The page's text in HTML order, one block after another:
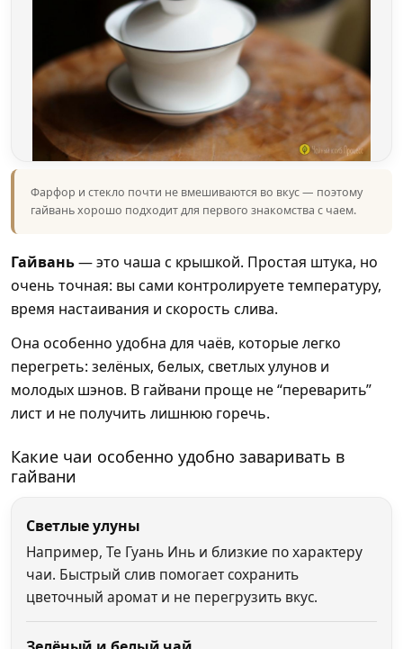
Фарфор и стекло почти не вмешиваются во вкус — поэтому
гайвань хорошо подходит для первого знакомства с чаем.
Гайвань— это чаша с крышкой. Простая штука, но
очень точная: вы сами контролируете температуру,
время настаивания и скорость слива.
Она особенно удобна для чаёв, которые легко
перегреть: зелёных, белых, светлых улунов и
молодых шэнов. В гайвани проще не “переварить”
лист и не получить лишнюю горечь.
Какие чаи особенно удобно заваривать в
гайвани
Светлые улуны
Например, Те Гуань Инь и близкие по характеру
чаи. Быстрый слив помогает сохранить
цветочный аромат и не перегрузить вкус.